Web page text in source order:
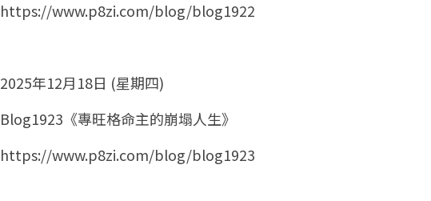
https://www.p8zi.com/blog/blog1922
2025年12月18日 (星期四)
Blog1923《專旺格命主的崩塌人生》
https://www.p8zi.com/blog/blog1923